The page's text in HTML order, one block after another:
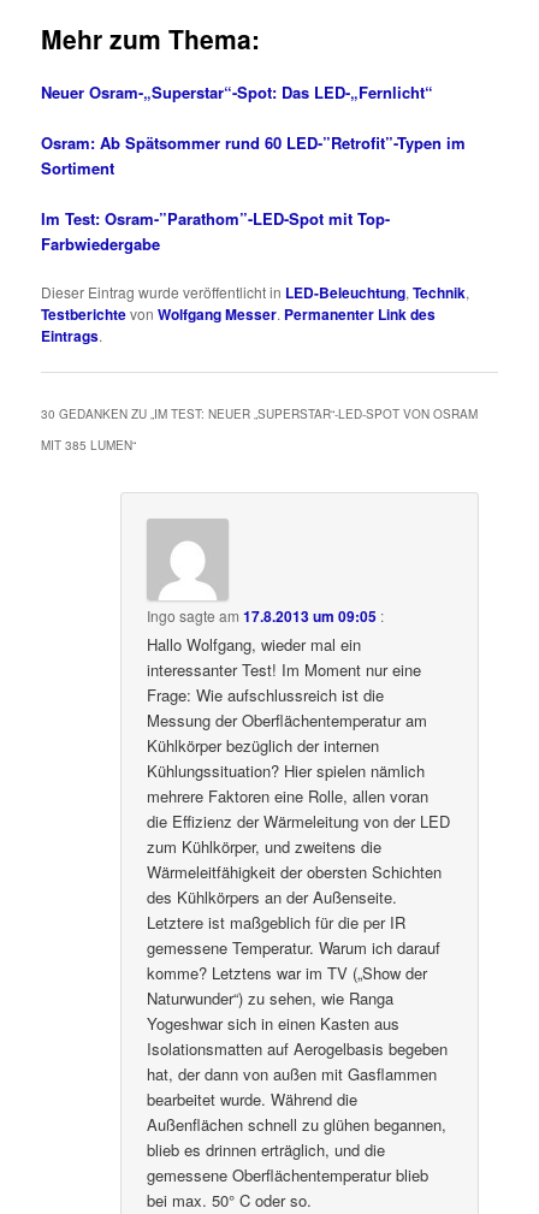
Mehr zum Thema:
Neuer Osram-„Superstar“-Spot: Das LED-„Fernlicht“
Osram: Ab Spätsommer rund 60 LED-”Retrofit”-Typen im
Sortiment
Im Test: Osram-”Parathom”-LED-Spot mit Top-
Farbwiedergabe
Dieser Eintrag wurde veröffentlicht in LED-Beleuchtung,Technik,
TestberichtevonWolfgang Messer. Permanenter Link des
Eintrags.
30 GEDANKEN ZU „IM TEST: NEUER „SUPERSTAR“-LED-SPOT VON OSRAM
MIT 385 LUMEN“
Ingo sagte am17.8.2013 um 09:05 :
Hallo Wolfgang, wieder mal ein
interessanter Test! Im Moment nur eine
Frage: Wie aufschlussreich ist die
Messung der Oberflächentemperatur am
Kühlkörper bezüglich der internen
Kühlungssituation? Hier spielen nämlich
mehrere Faktoren eine Rolle, allen voran
die Effizienz der Wärmeleitung von der LED
zum Kühlkörper, und zweitens die
Wärmeleitfähigkeit der obersten Schichten
des Kühlkörpers an der Außenseite.
Letztere ist maßgeblich für die per IR
gemessene Temperatur. Warum ich darauf
komme? Letztens war im TV („Show der
Naturwunder“) zu sehen, wie Ranga
Yogeshwar sich in einen Kasten aus
Isolationsmatten auf Aerogelbasis begeben
hat, der dann von außen mit Gasflammen
bearbeitet wurde. Während die
Außenflächen schnell zu glühen begannen,
blieb es drinnen erträglich, und die
gemessene Oberflächentemperatur blieb
bei max. 50° C oder so.